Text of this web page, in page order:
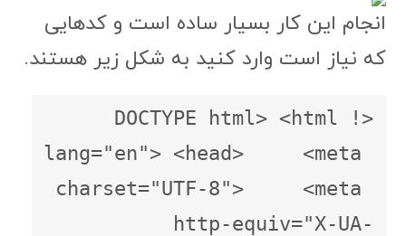
انجام این کار بسیار ساده است و کدهایی
که نیاز است وارد کنید به شکل زیر هستند.
<!DOCTYPE html> <html
lang="en"> <head>     <meta
charset="UTF-8">     <meta
http-equiv="X-UA-